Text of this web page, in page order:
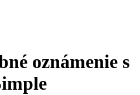
oznámenie s